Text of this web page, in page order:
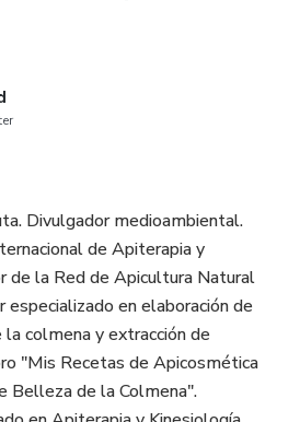
para crear tus propias joyas
¡No más productos químicos
de personas que ya han
belleza y han logrado resultados
la oportunidad de adquirir este
piel radiante y saludable!
especial y obtén tu copia de
- Los Secretos de Belleza
el periodo de preventa por sólo
Divulgador medioambiental.
de Apiterapia y
de la Red de Apicultura Natural
especializado en elaboración de
colmena y extracción de
"Mis Recetas de Apicosmética
Belleza de la Colmena".